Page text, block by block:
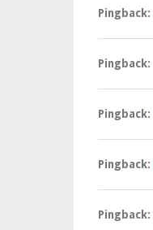
Pingback:
Pingback:
Pingback:
Pingback:
Pingback: